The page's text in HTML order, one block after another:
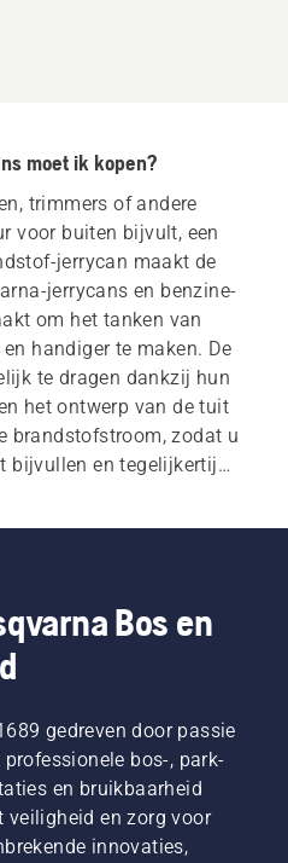
moet ik kopen?
trimmers of andere
voor buiten bijvult, een
jerrycan maakt de
jerrycans en benzine-
om het tanken van
handiger te maken. De
te dragen dankzij hun
het ontwerp van de tuit
brandstofstroom, zodat u
bijvullen en tegelijkertijd
Bos en
gedreven door passie
bos-, park-
en bruikbaarheid
veiligheid en zorg voor
innovaties,